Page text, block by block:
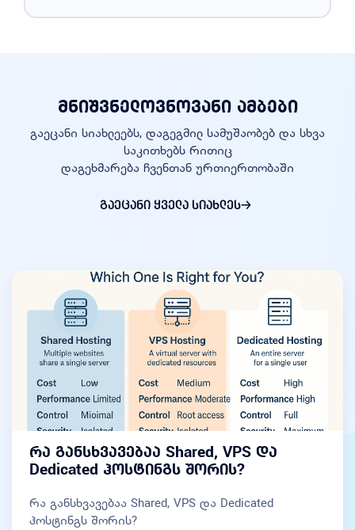
მნიშვნელოვნოვანი ამბები
გაეცანი სიახლეებს, დაგეგმილ სამუშაობებ და სხვა
საკითხებს რითიც
დაგეხმარება ჩვენთან ურთიერთობაში
გაეცანი ყველა სიახლეს
რა განსხვავებაა Shared, VPS და
Dedicated ჰოსტინგს შორის?
რა განსხვავებაა Shared, VPS და Dedicated
ჰოსტინგს შორის?